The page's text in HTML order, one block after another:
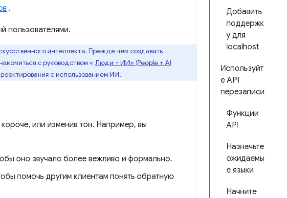
Добавить
поддержк
у для
localhost
Используйт
е API
перезаписи
Функции
API
Назначьте
ожидаемы
е языки
Начните
.
пользователями.
интеллекта. Прежде чем создавать
с руководством « Люди + ИИ» (People + AI
с использованием ИИ.
или изменив тон. Например, вы
оно звучало более вежливо и формально.
помочь другим клиентам понять обратную